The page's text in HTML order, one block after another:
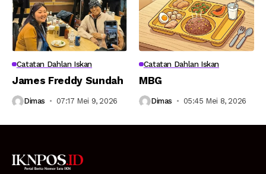
Catatan Dahlan Iskan
James Freddy Sundah
Dimas 07:17 Mei 9, 2026
Catatan Dahlan Iskan
MBG
Dimas 05:45 Mei 8, 2026